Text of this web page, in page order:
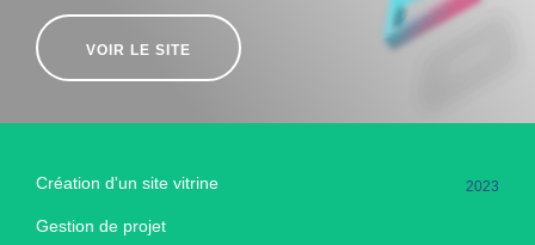
VOIR LE SITE
Création d'un site vitrine
Gestion de projet
2023